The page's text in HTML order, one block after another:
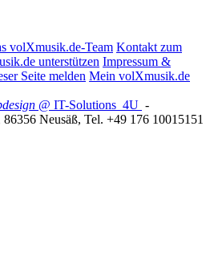
volXmusik.de-Team Kontakt zum
unterstützen Impressum &
Seite melden Mein volXmusik.de
@ IT-Solutions 4U -
86356 Neusäß, Tel. +49 176 10015151